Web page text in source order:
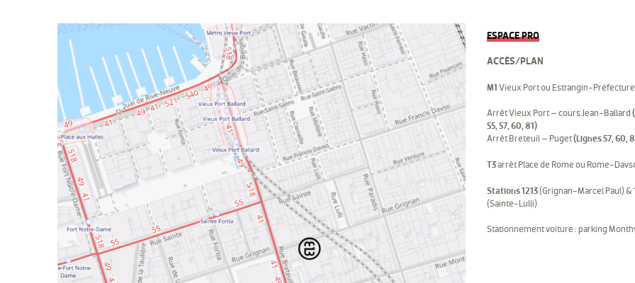
ESPACE PRO
ACCÈS/PLAN
M1 Vieux Port ou Estrangin-Préfecture
Arrêt Vieux Port – cours Jean-Ballard
55, 57, 60, 81)
Arrêt Breteuil – Puget(Lignes 57, 60,
T3arrêt Place de Rome ou Rome-
Stations 1213(Grignan-Marcel Paul) &
(Sainte-Lulli)
Stationnement voiture : parking